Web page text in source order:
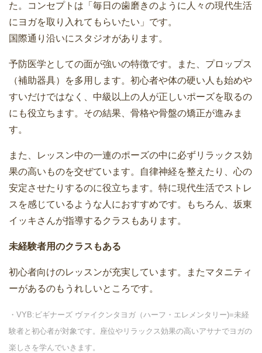
た。コンセプトは「毎日の歯磨きのように人々の現代生活
にヨガを取り入れてもらいたい」です。
国際通り沿いにスタジオがあります。
予防医学としての面が強いの特徴です。また、プロップス
（補助器具）を多用します。初心者や体の硬い人も始めや
すいだけではなく、中級以上の人が正しいポーズを取るの
にも役立ちます。その結果、骨格や骨盤の矯正が進みま
す。
また、レッスン中の一連のポーズの中に必ずリラックス効
果の高いものを交ぜています。自律神経を整えたり、心の
安定させたりするのに役立ちます。特に現代生活でストレ
スを感じているような人におすすめです。もちろん、坂東
イッキさんが指導するクラスもあります。
未経験者用のクラスもある
初心者向けのレッスンが充実しています。またマタニティ
ーがあるのもうれしいところです。
・VYB:ビギナーズ ヴァイクンタヨガ（ハーフ・エレメンタリー)=未経
験者と初心者が対象です。座位やリラックス効果の高いアサナでヨガの
楽しさを学んでいきます。